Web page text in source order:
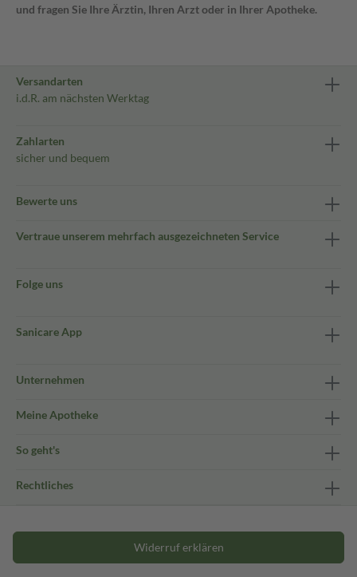
und fragen Sie Ihre Ärztin, Ihren Arzt oder in Ihrer Apotheke.
Versandarten
i.d.R. am nächsten Werktag
Zahlarten
sicher und bequem
Bewerte uns
Vertraue unserem mehrfach ausgezeichneten Service
Folge uns
Sanicare App
Unternehmen
Meine Apotheke
So geht's
Rechtliches
Widerruf erklären